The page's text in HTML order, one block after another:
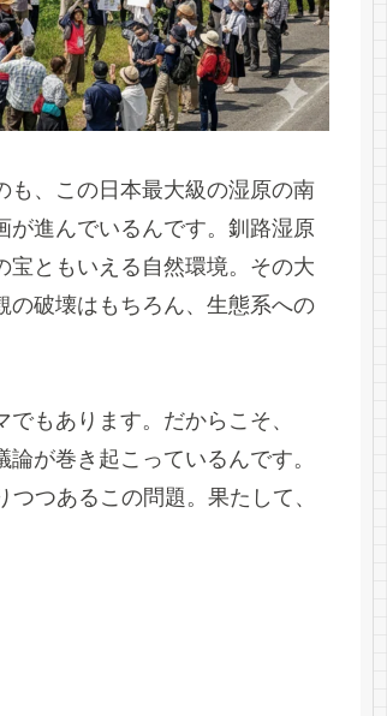
も、この日本最大級の湿原の南
が進んでいるんです。釧路湿原
宝ともいえる自然環境。その大
の破壊はもちろん、生態系への
もあります。だからこそ、
が巻き起こっているんです。
つあるこの問題。果たして、